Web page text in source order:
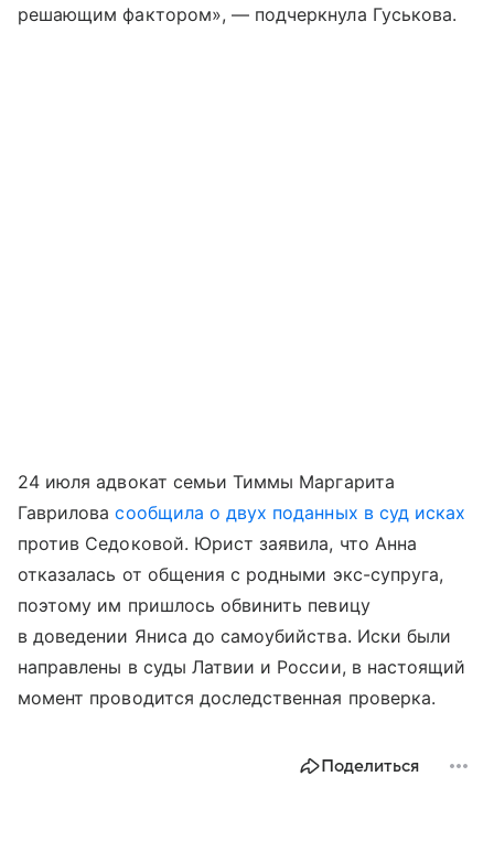
решающим фактором», — подчеркнула Гуськова.
24 июля адвокат семьи Тиммы Маргарита
Гавриловасообщила о двух поданных в суд исках
против Седоковой. Юрист заявила, что Анна
отказалась от общения с родными экс-супруга,
поэтому им пришлось обвинить певицу
в доведении Яниса до самоубийства. Иски были
направлены в суды Латвии и России, в настоящий
момент проводится доследственная проверка.
Поделиться